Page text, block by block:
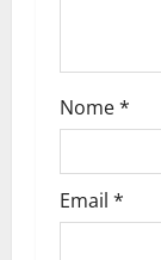
Nome*
Email *